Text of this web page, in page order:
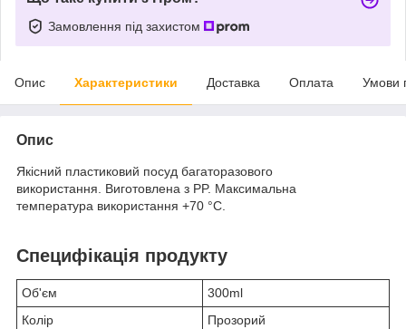
Замовлення під захистом
Опис Характеристики Доставка Оплата Умови
Опис
Якісний пластиковий посуд багаторазового
використання. Виготовлена з PP. Максимальна
температура використання +70 °C.
Специфікація продукту
Об'єм
300ml
Колір
Прозорий